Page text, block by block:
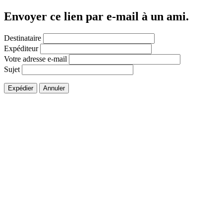
Envoyer ce lien par e-mail à un ami.
Destinataire
Expéditeur
Votre adresse e-mail
Sujet
Expédier Annuler